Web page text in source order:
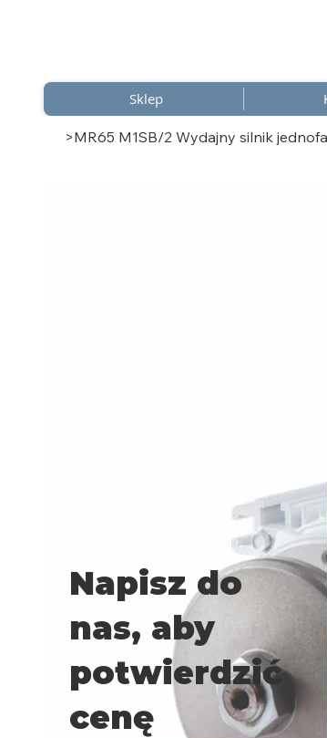
Sklep
>MR65 M1SB/2 Wydajny silnik
Napisz do
nas, aby
potwierdzić
cenę